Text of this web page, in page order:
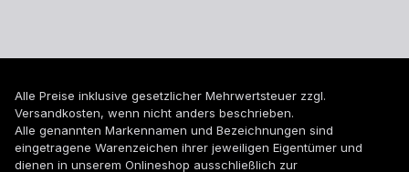
Alle Preise inklusive gesetzlicher Mehrwertsteuer zzgl.
Versandkosten, wenn nicht anders beschrieben.
Alle genannten Markennamen und Bezeichnungen sind
eingetragene Warenzeichen ihrer jeweiligen Eigentümer und
dienen in unserem Onlineshop ausschließlich zur